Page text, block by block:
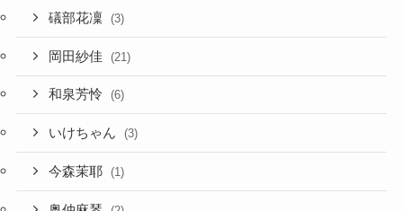
礒部花凜 (3)
岡田紗佳 (21)
和泉芳怜 (6)
いけちゃん (3)
今森茉耶 (1)